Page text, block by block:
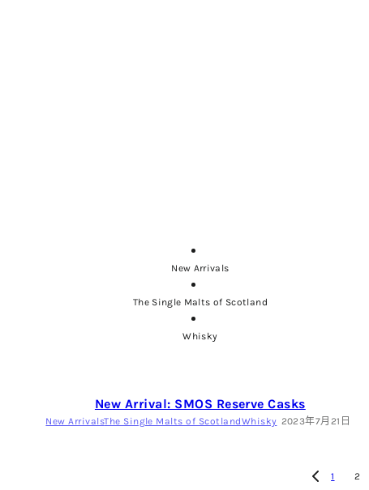
New Arrivals
The Single Malts of Scotland
Whisky
New Arrival: SMOS Reserve Casks
New ArrivalsThe Single Malts of ScotlandWhisky 2023年7月21日
1 2